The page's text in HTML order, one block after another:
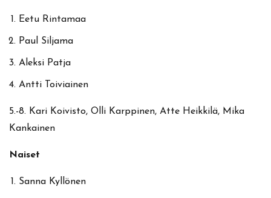
Eetu Rintamaa
Paul Siljama
Aleksi Patja
Antti Toiviainen
5.-8. Kari Koivisto, Olli Karppinen, Atte Heikkilä, Mika
Kankainen
Naiset
Sanna Kyllönen